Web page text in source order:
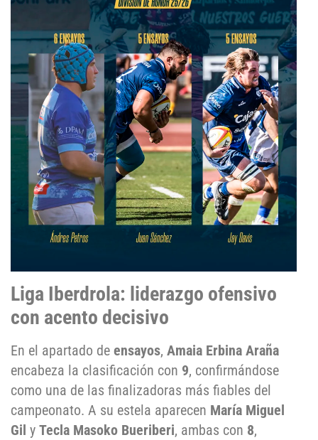
Liga Iberdrola: liderazgo ofensivo
con acento decisivo
En el apartado de ensayos, Amaia Erbina Araña
encabeza la clasificación con 9, confirmándose
como una de las finalizadoras más fiables del
campeonato. A su estela aparecen María Miguel
Gil y Tecla Masoko Bueriberi, ambas con 8,